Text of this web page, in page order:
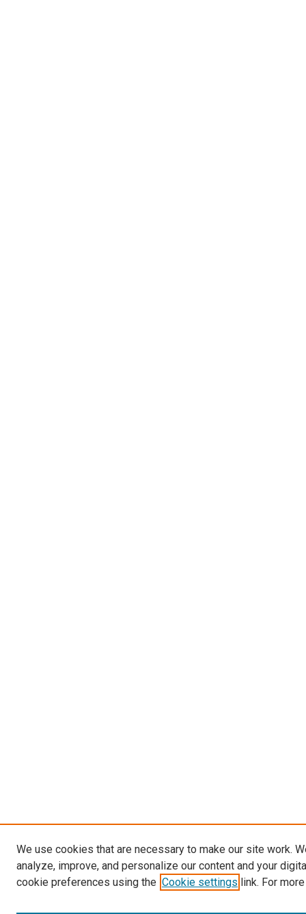
We use cookies that are necessary to make our site work.
analyze, improve, and personalize our content and your
cookie preferences using the Cookie settings link. For